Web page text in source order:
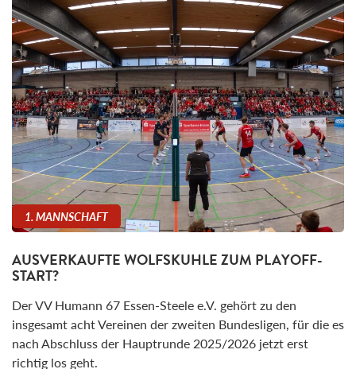
1. MANNSCHAFT
AUSVERKAUFTE WOLFSKUHLE ZUM PLAYOFF-
START?
Der VV Humann 67 Essen-Steele e.V. gehört zu den
insgesamt acht Vereinen der zweiten Bundesligen, für die es
nach Abschluss der Hauptrunde 2025/2026 jetzt erst
richtig los geht.